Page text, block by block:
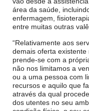
área da saúde,
enfermagem,
entre muitas outras
“Relativamente aos
demais oferta
prende-se com a
não nos limitamos a
ou a uma pessoa com
recursos e aquilo que
através da qual
dos utentes no seu